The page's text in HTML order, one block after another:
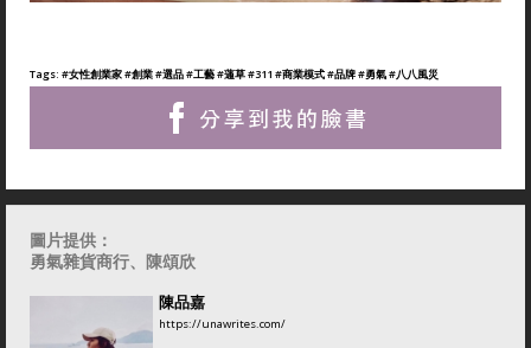
Tags: #女性創業家#創業#選品#工藝#蓪草#311 #商業模式#品牌#勇氣#八八風災
圖片提供：
勇氣雜貨商行、陳頌欣
陳品嘉
https://unawrites.com/